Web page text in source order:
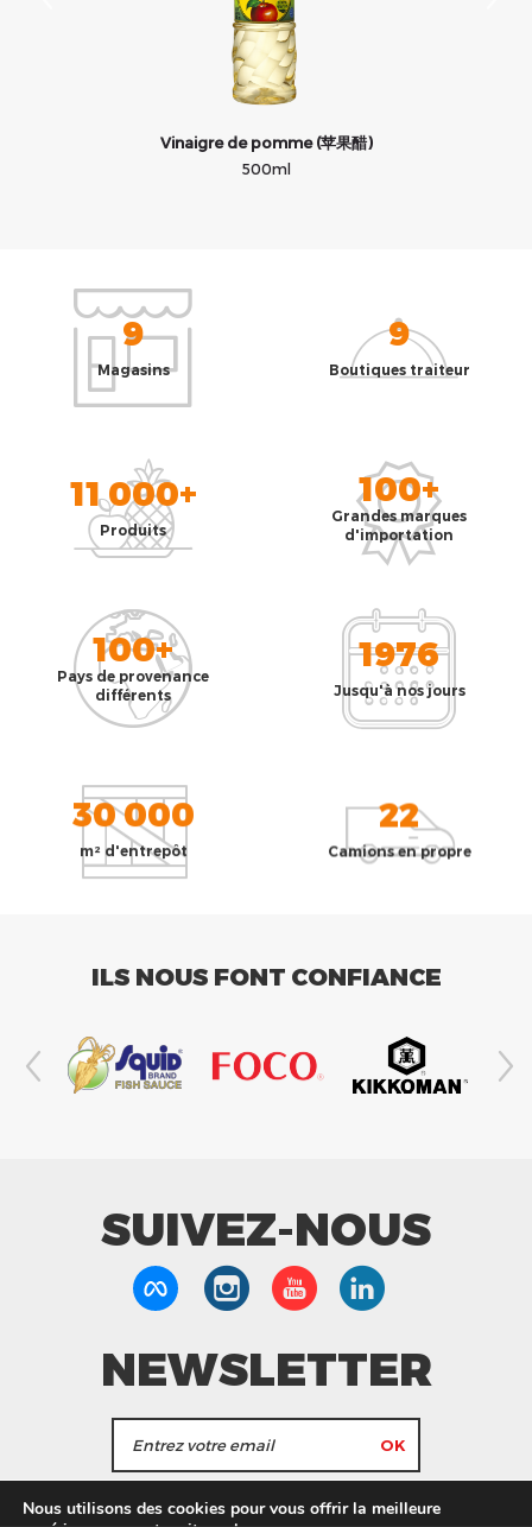
Vinaigre de pomme (苹果醋)
500ml
9
Magasins
9
Boutiques traiteur
11 000+
Produits
100+
Grandes marques
d'importation
100+
Pays de provenance
différents
1976
Jusqu'à nos jours
30 000
m² d'entrepôt
22
Camions en propre
ILS NOUS FONT CONFIANCE
SUIVEZ-NOUS
NEWSLETTER
J'accepte de recevoir les actualités et les
Nous utilisons des cookies pour vous offrir la meilleure